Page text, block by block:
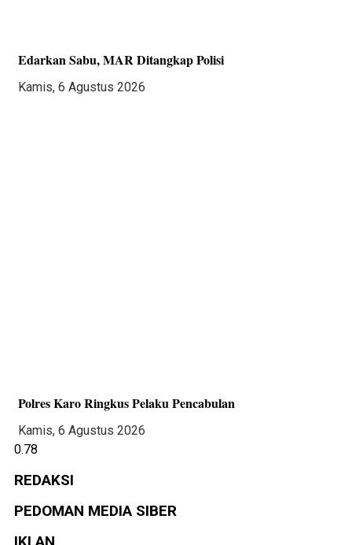
Edarkan Sabu, MAR Ditangkap Polisi
Kamis, 6 Agustus 2026
Polres Karo Ringkus Pelaku Pencabulan
Kamis, 6 Agustus 2026
REDAKSI
PEDOMAN MEDIA SIBER
IKLAN